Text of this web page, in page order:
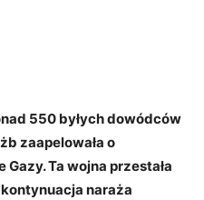
550 byłych dowódców
zaapelowała o
Ta wojna przestała
naraża